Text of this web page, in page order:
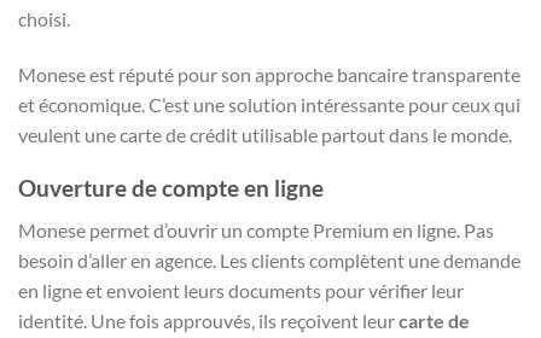
choisi.
Monese est réputé pour son approche bancaire transparente
et économique. C’est une solution intéressante pour ceux qui
veulent une carte de crédit utilisable partout dans le monde.
Ouverture de compte en ligne
Monese permet d’ouvrir un compte Premium en ligne. Pas
besoin d’aller en agence. Les clients complètent une demande
en ligne et envoient leurs documents pour vérifier leur
identité. Une fois approuvés, ils reçoivent leurcarte de